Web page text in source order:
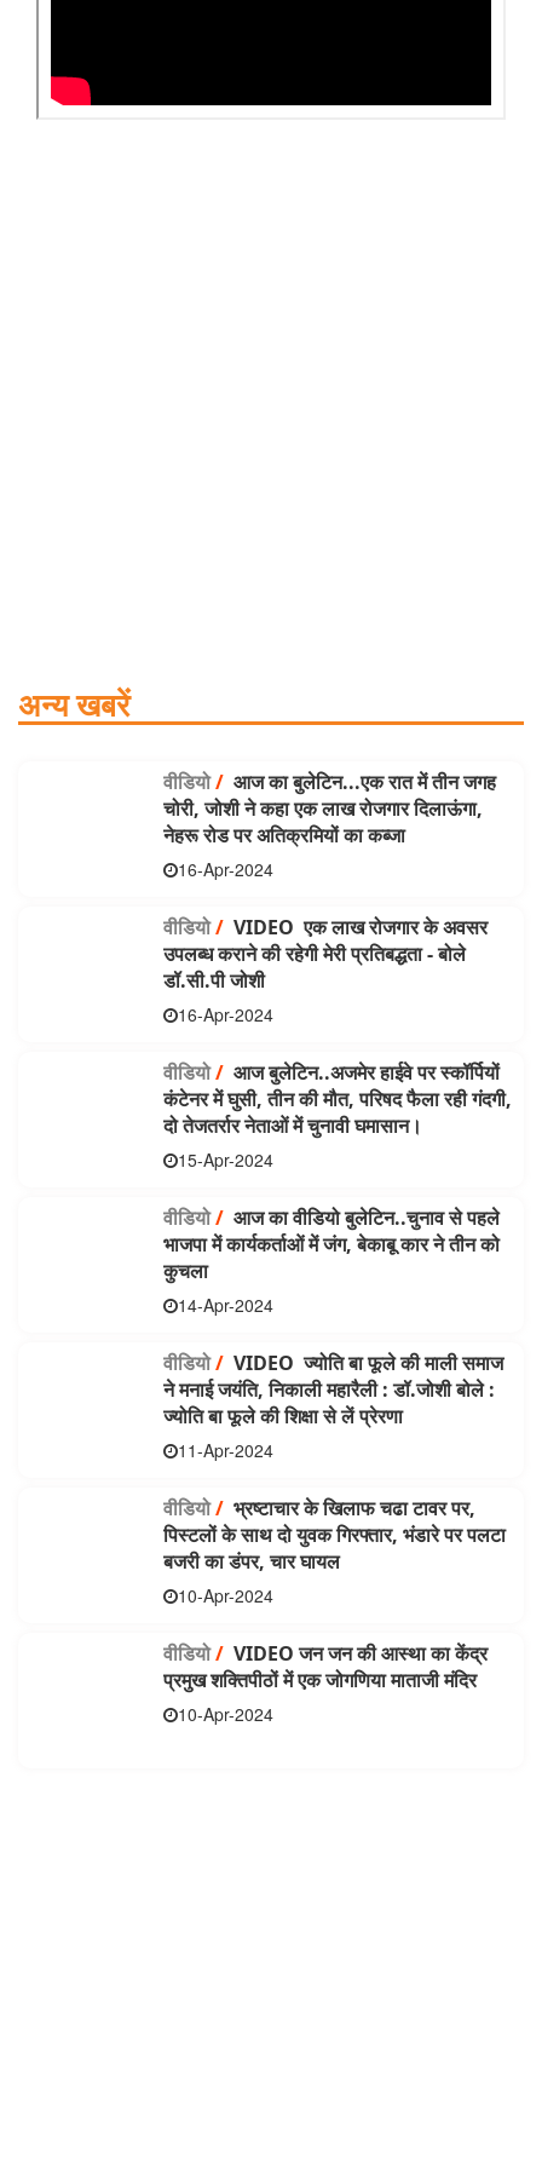
अन्य खबरें
वीडियो/ आज का बुलेटिन...एक रात में तीन जगह
चोरी, जोशी ने कहा एक लाख रोजगार दिलाऊंगा,
नेहरू रोड पर अतिक्रमियों का कब्जा
16-Apr-2024
वीडियो/ VIDEO एक लाख रोजगार के अवसर
उपलब्ध कराने की रहेगी मेरी प्रतिबद्धता - बोले
डॉ.सी.पी जोशी
16-Apr-2024
वीडियो/ आज बुलेटिन..अजमेर हाईवे पर स्कॉर्पियों
कंटेनर में घुसी, तीन की मौत, परिषद फैला रही गंदगी,
दो तेजतर्रार नेताओं में चुनावी घमासान।
15-Apr-2024
वीडियो/ आज का वीडियो बुलेटिन..चुनाव से पहले
भाजपा में कार्यकर्ताओं में जंग, बेकाबू कार ने तीन को
कुचला
14-Apr-2024
वीडियो/ VIDEO ज्‍योति बा फूले की माली समाज
ने मनाई जयंति, निकाली महारैली : डॉ.जोशी बोले :
ज्‍योति बा फूले की शिक्षा से लें प्रेरणा
11-Apr-2024
वीडियो/ भ्रष्टाचार के खिलाफ चढा टावर पर,
पिस्टलों के साथ दो युवक गिरफ्तार, भंडारे पर पलटा
बजरी का डंपर, चार घायल
10-Apr-2024
वीडियो/ VIDEO जन जन की आस्था का केंद्र
प्रमुख शक्तिपीठों में एक जोगणिया माताजी मंदिर
10-Apr-2024